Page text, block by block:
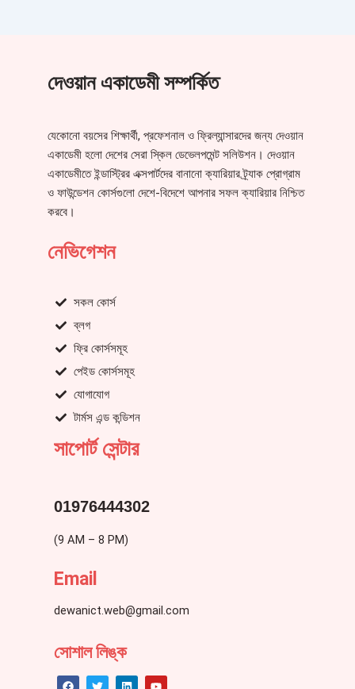
দেওয়ান একাডেমী সম্পর্কিত
যেকোনো বয়সের শিক্ষার্থী, প্রফেশনাল ও ফ্রিল্যান্সারদের জন্য দেওয়ান
একাডেমী হলো দেশের সেরা স্কিল ডেভেলপমেন্ট সলিউশন। দেওয়ান
একাডেমীতে ইন্ডাস্ট্রির এক্সপার্টদের বানানো ক্যারিয়ার ট্র্যাক প্রোগ্রাম
ও ফাউন্ডেশন কোর্সগুলো দেশে-বিদেশে আপনার সফল ক্যারিয়ার নিশ্চিত
করবে।
নেভিগেশন
সকল কোর্স
ব্লগ
ফ্রি কোর্সসমূহ
পেইড কোর্সসমূহ
যোগাযোগ
টার্মস এন্ড কন্ডিশন
সাপোর্ট সেন্টার
01976444302
(9 AM – 8 PM)
Email
dewanict.web@gmail.com
সোশাল লিঙ্ক
F
T
L
Y